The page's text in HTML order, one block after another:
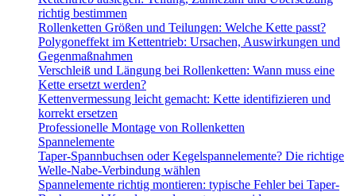
richtig bestimmen
Rollenketten Größen und Teilungen: Welche Kette passt?
Polygoneffekt im Kettentrieb: Ursachen, Auswirkungen und
Gegenmaßnahmen
Verschleiß und Längung bei Rollenketten: Wann muss eine
Kette ersetzt werden?
Kettenvermessung leicht gemacht: Kette identifizieren und
korrekt ersetzen
Professionelle Montage von Rollenketten
Spannelemente
Taper-Spannbuchsen oder Kegelspannelemente? Die richtige
Welle-Nabe-Verbindung wählen
Spannelemente richtig montieren: typische Fehler bei Taper-